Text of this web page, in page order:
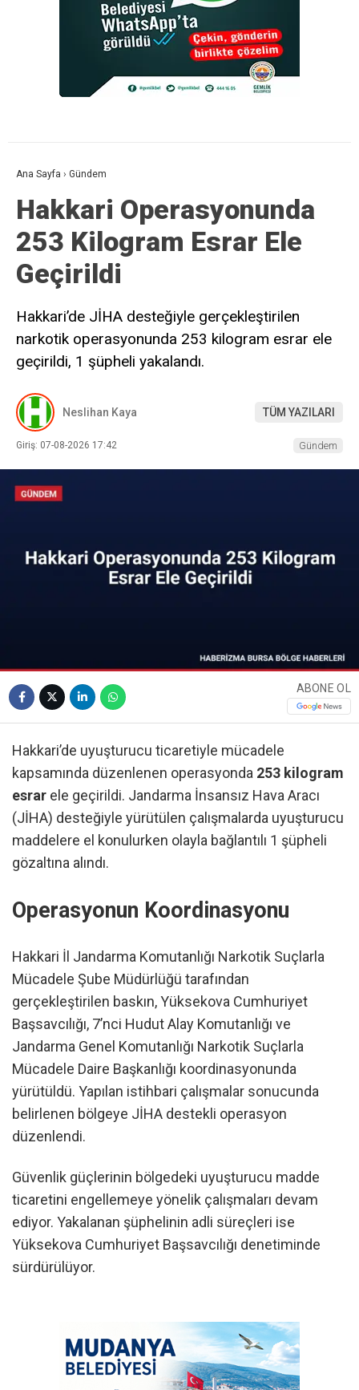
Ana Sayfa › Gündem
Hakkari Operasyonunda
253 Kilogram Esrar Ele
Geçirildi
Hakkari’de JİHA desteğiyle gerçekleştirilen
narkotik operasyonunda 253 kilogram esrar ele
geçirildi, 1 şüpheli yakalandı.
Neslihan Kaya TÜM YAZILARI
Giriş: 07-08-2026 17:42 Gündem
ABONE OL
Hakkari’de uyuşturucu ticaretiyle mücadele
kapsamında düzenlenen operasyonda 253 kilogram
esrar ele geçirildi. Jandarma İnsansız Hava Aracı
(JİHA) desteğiyle yürütülen çalışmalarda uyuşturucu
maddelere el konulurken olayla bağlantılı 1 şüpheli
gözaltına alındı.
Operasyonun Koordinasyonu
Hakkari İl Jandarma Komutanlığı Narkotik Suçlarla
Mücadele Şube Müdürlüğü tarafından
gerçekleştirilen baskın, Yüksekova Cumhuriyet
Başsavcılığı, 7’nci Hudut Alay Komutanlığı ve
Jandarma Genel Komutanlığı Narkotik Suçlarla
Mücadele Daire Başkanlığı koordinasyonunda
yürütüldü. Yapılan istihbari çalışmalar sonucunda
belirlenen bölgeye JİHA destekli operasyon
düzenlendi.
Güvenlik güçlerinin bölgedeki uyuşturucu madde
ticaretini engellemeye yönelik çalışmaları devam
ediyor. Yakalanan şüphelinin adli süreçleri ise
Yüksekova Cumhuriyet Başsavcılığı denetiminde
sürdürülüyor.